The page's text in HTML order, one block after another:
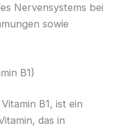
Nervensystems bei
sowie
B1)
B1, ist ein
das in